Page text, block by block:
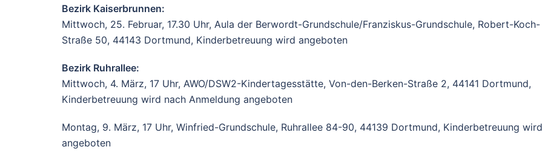
Bezirk Kaiserbrunnen:
Mittwoch, 25. Februar, 17.30 Uhr, Aula der Berwordt-Grundschule/Franziskus-Grundschule, Robert-Koch-
Straße 50, 44143 Dortmund, Kinderbetreuung wird angeboten
Bezirk Ruhrallee:
Mittwoch, 4. März, 17 Uhr, AWO/DSW2-Kindertagesstätte, Von-den-Berken-Straße 2, 44141 Dortmund,
Kinderbetreuung wird nach Anmeldung angeboten
Montag, 9. März, 17 Uhr, Winfried-Grundschule, Ruhrallee 84-90, 44139 Dortmund, Kinderbetreuung wird
angeboten